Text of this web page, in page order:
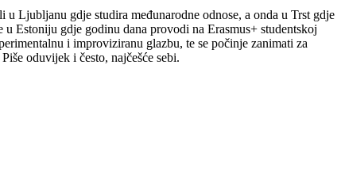
Ljubljanu gdje studira međunarodne odnose, a onda u Trst gdje
Estoniju gdje godinu dana provodi na Erasmus+ studentskoj
i improviziranu glazbu, te se počinje zanimati za
oduvijek i često, najčešće sebi.